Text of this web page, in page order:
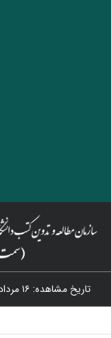
تاریخ مشاهده: ۱۶ مرداد ۱۴۰۵